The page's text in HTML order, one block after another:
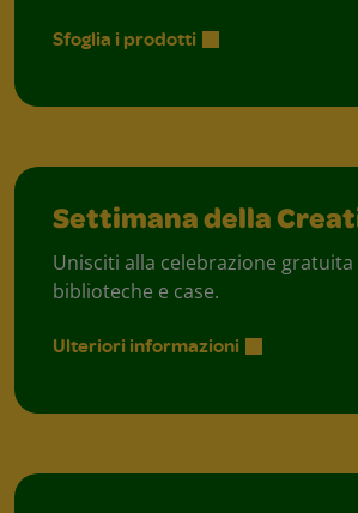
Sfoglia i prodotti
Settimana della
Unisciti alla celebrazione gratuita
biblioteche e case.
Ulteriori informazioni